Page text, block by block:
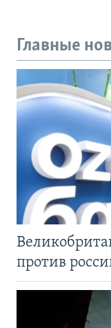
Главные
против